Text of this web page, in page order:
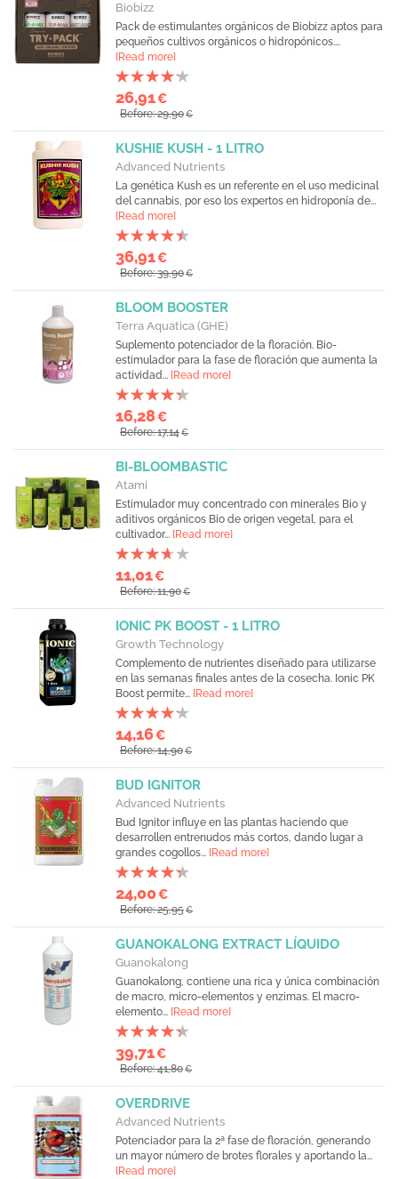
Biobizz
Pack de estimulantes orgánicos de Biobizz aptos para
pequeños cultivos orgánicos o hidropónicos....
[Read more]
26,91€
Before: 29,90€
KUSHIE KUSH - 1 LITRO
Advanced Nutrients
La genética Kush es un referente en el uso medicinal
del cannabis, por eso los expertos en hidroponía de...
[Read more]
36,91€
Before: 39,90€
BLOOM BOOSTER
Terra Aquatica (GHE)
Suplemento potenciador de la floración. Bio-
estimulador para la fase de floración que aumenta la
actividad... [Read more]
16,28€
Before: 17,14€
BI-BLOOMBASTIC
Atami
Estimulador muy concentrado con minerales Bio y
aditivos orgánicos Bio de origen vegetal, para el
cultivador... [Read more]
11,01€
Before: 11,90€
IONIC PK BOOST - 1 LITRO
Growth Technology
Complemento de nutrientes diseñado para utilizarse
en las semanas finales antes de la cosecha. Ionic PK
Boost permite... [Read more]
14,16€
Before: 14,90€
BUD IGNITOR
Advanced Nutrients
Bud Ignitor influye en las plantas haciendo que
desarrollen entrenudos más cortos, dando lugar a
grandes cogollos... [Read more]
24,00€
Before: 25,95€
GUANOKALONG EXTRACT LÍQUIDO
Guanokalong
Guanokalong, contiene una rica y única combinación
de macro, micro-elementos y enzimas. El macro-
elemento... [Read more]
39,71€
Before: 41,80€
OVERDRIVE
Advanced Nutrients
Potenciador para la 2ª fase de floración, generando
un mayor número de brotes florales y aportando la...
[Read more]